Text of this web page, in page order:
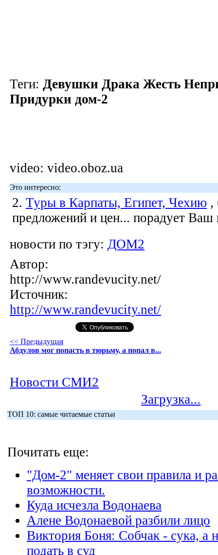
Теги: Девушки Драка Жесть
Придурки дом-2
video: video.oboz.ua
Это интересно:
2. Туры в Карпаты, Египет, Чехию ,
предложений и цен... порадует Ваш
новости по тэгу: ДОМ2
Автор:
http://www.randevucity.net/
Источник:
http://www.randevucity.net/
<< Предыдущая
Абдулов мог попасть в тюрьму, а попал в...
Новости СМИ2
Загрузка...
ТОП 10: самые читаемые статьи
Почитать еще:
"Дом-2" меняет свои правила и
возможности.
Куда исчезла Водонаева
Алене Водонаевой разбили лицо
Виктория Боня: Собчак - сука, а
подать в суд